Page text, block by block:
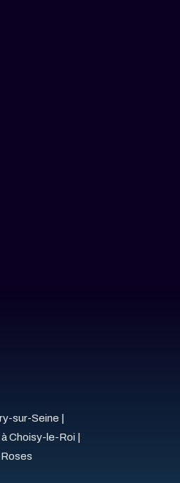
sur-Seine
Choisy-le-Roi|